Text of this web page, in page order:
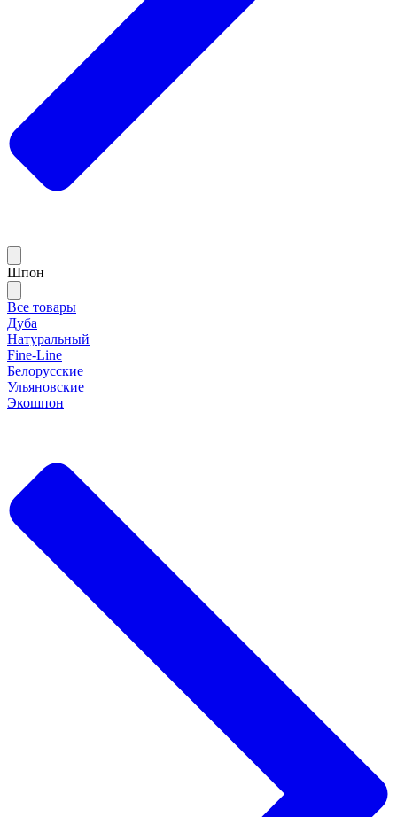
Шпон
Все товары
Дуба
Натуральный
Fine-Line
Белорусские
Ульяновские
Экошпон